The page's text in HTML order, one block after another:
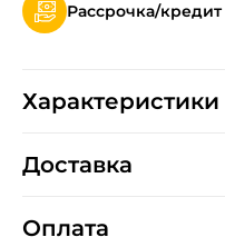
Рассрочка/
Характеристики
Доставка
Оплата